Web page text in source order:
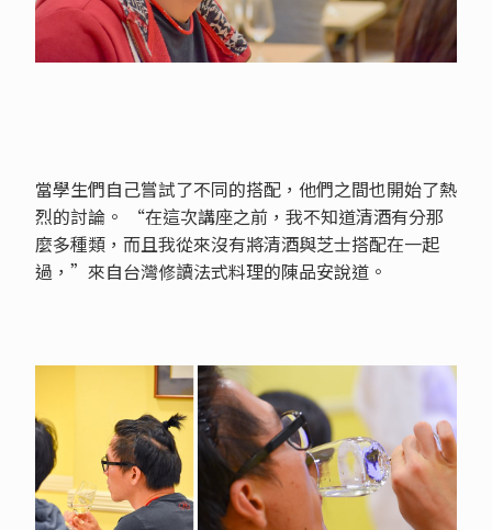
當學生們自己嘗試了不同的搭配，他們之間也開始了熱
烈的討論。 “在這次講座之前，我不知道清酒有分那
麼多種類，而且我從來沒有將清酒與芝士搭配在一起
過，”來自台灣修讀法式料理的陳品安說道。